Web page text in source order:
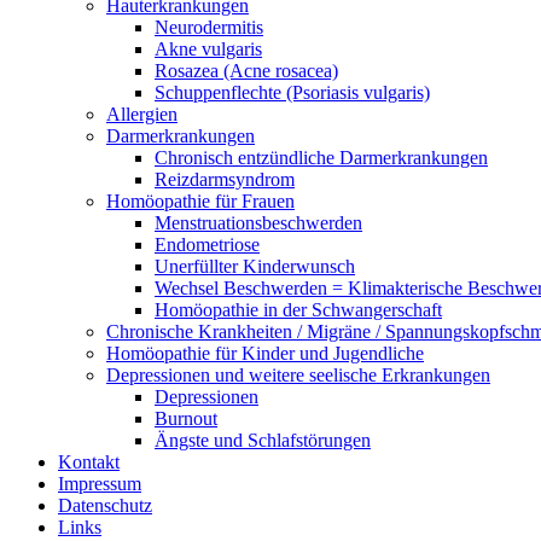
Hauterkrankungen
Neurodermitis
Akne vulgaris
Rosazea (Acne rosacea)
Schuppenflechte (Psoriasis vulgaris)
Allergien
Darmerkrankungen
Chronisch entzündliche Darmerkrankungen
Reizdarmsyndrom
Homöopathie für Frauen
Menstruationsbeschwerden
Endometriose
Unerfüllter Kinderwunsch
Wechsel Beschwerden = Klimakterische
Homöopathie in der Schwangerschaft
Chronische Krankheiten / Migräne /
Homöopathie für Kinder und Jugendliche
Depressionen und weitere seelische Erkrankungen
Depressionen
Burnout
Ängste und Schlafstörungen
Kontakt
Impressum
Datenschutz
Links